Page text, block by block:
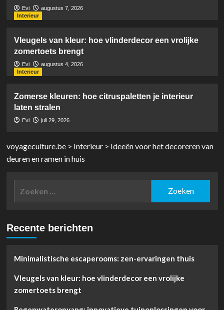
Evi
augustus 7, 2026
Interieur
Vleugels van kleur: hoe vlinderdecor een vrolijke
zomertoets brengt
Evi
augustus 4, 2026
Interieur
Zomerse kleuren: hoe citruspaletten je interieur
laten stralen
Evi juli 29, 2026
voyageculture.be> Interieur> Ideeën voor het decoreren van
deuren en ramen in huis
Recente berichten
Minimalistische escaperooms: zen-ervaringen thuis
Vleugels van kleur: hoe vlinderdecor een vrolijke
zomertoets brengt